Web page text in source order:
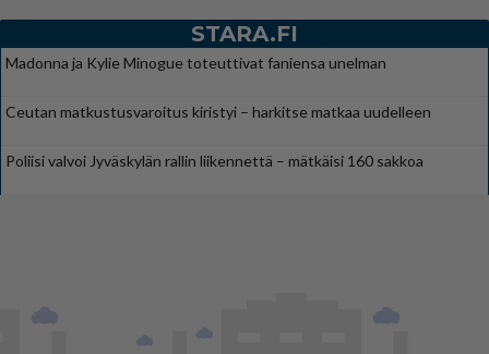
STARA.FI
Madonna ja Kylie Minogue toteuttivat faniensa unelman
Ceutan matkustusvaroitus kiristyi – harkitse matkaa uudelleen
Poliisi valvoi Jyväskylän rallin liikennettä – mätkäisi 160 sakkoa